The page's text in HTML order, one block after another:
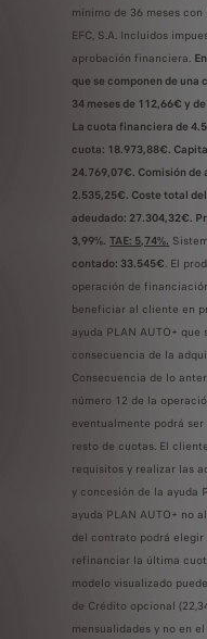
mínimo de 36 meses
EFC, S.A. Incluidos
aprobación financiera.
que se componen de
34 meses de 112,66€ y
La cuota financiera de
cuota: 18.973,88€.
24.769,07€. Comisión de
2.535,25€. Coste total
adeudado: 27.304,32€.
3,99%. TAE: 5,74%.
contado: 33.545€. El
operación de
beneficiar al cliente en
ayuda PLAN AUTO+
consecuencia de la
Consecuencia de lo
número 12 de la
eventualmente podrá
resto de cuotas. El
requisitos y realizar las
y concesión de la ayuda
ayuda PLAN AUTO+ no
del contrato podrá
refinanciar la última
modelo visualizado
de Crédito opcional
mensualidades y no en